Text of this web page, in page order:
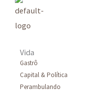
Vida
Gastrô
Capital & Política
Perambulando